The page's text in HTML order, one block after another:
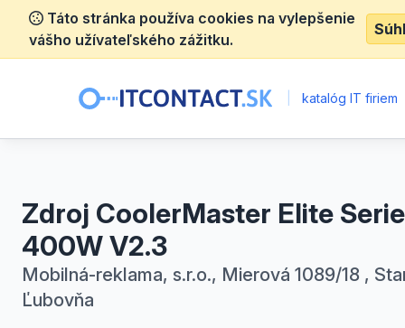
Táto stránka používa cookies na vylepšenie
vášho užívateľského zážitku.
katalóg IT firiem
Zdroj CoolerMaster Elite
400W V2.3
Mobilná-reklama, s.r.o., Mierová 1089/18 ,
Ľubovňa